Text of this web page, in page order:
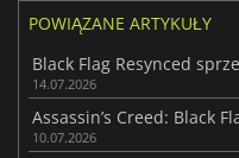
POWIĄZANE ARTYKUŁY
14.07.2026
10.07.2026